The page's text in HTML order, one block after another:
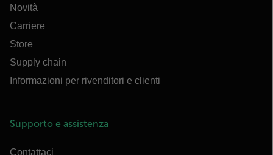
Novità
Carriere
Store
Supply chain
Informazioni per rivenditori e clienti
Supporto e assistenza
Contattaci